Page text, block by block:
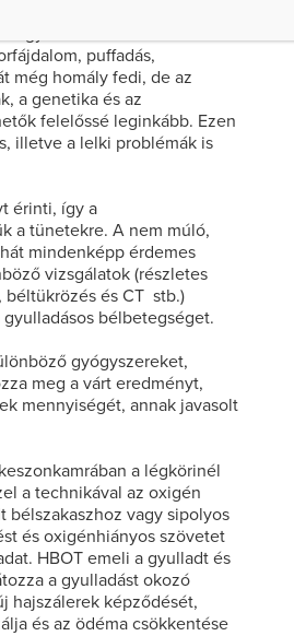
betegség az egész
gyomorrontáshoz hasonló
puffadás,
még homály fedi, de az
a genetika és az
felelőssé leginkább. Ezen
illetve a lelki problémák is
érinti, így a
a tünetekre. A nem múló,
mindenképp érdemes
vizsgálatok (részletes
béltükrözés és CT stb.)
bélbetegséget.
gyógyszereket,
meg a várt eredményt,
mennyiségét, annak javasolt
a légkörinél
a technikával az oxigén
bélszakaszhoz vagy sipolyos
és oxigénhiányos szövetet
HBOT emeli a gyulladt és
a gyulladást okozó
hajszálerek képződését,
és az ödéma csökkentése